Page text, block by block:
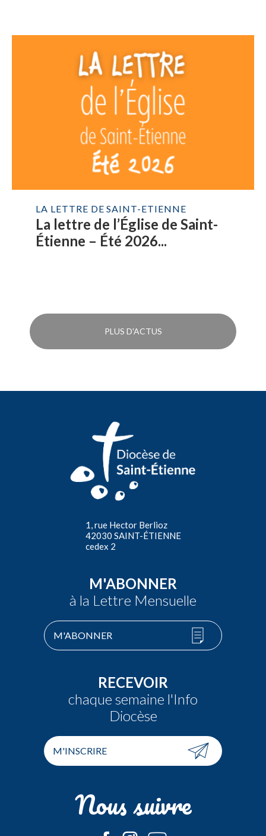
LA LETTRE DE SAINT-ETIENNE
La lettre de l’Église de Saint-
Étienne – Été 2026...
PLUS D'ACTUS
1, rue Hector Berlioz
42030 SAINT-ÉTIENNE
cedex 2
M'ABONNER
à la Lettre Mensuelle
M'ABONNER
RECEVOIR
chaque semaine l'Info
Diocèse
M'INSCRIRE
Nous suivre